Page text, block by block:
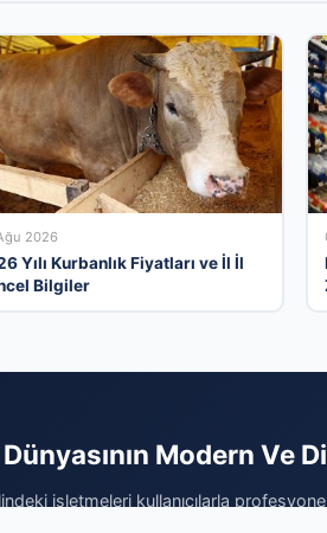
2026
Yılı Kurbanlık Fiyatları ve İl İl
Bilgiler
Modern Ve
işletmeleri kullanıcılarla